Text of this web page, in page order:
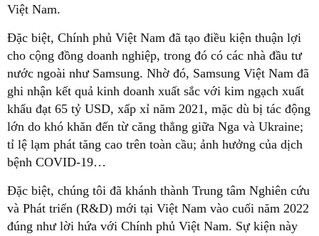
Việt Nam.
Đặc biệt, Chính phủ Việt Nam đã tạo điều kiện thuận lợi
cho cộng đồng doanh nghiệp, trong đó có các nhà đầu tư
nước ngoài như Samsung. Nhờ đó, Samsung Việt Nam đã
ghi nhận kết quả kinh doanh xuất sắc với kim ngạch xuất
khẩu đạt 65 tỷ USD, xấp xỉ năm 2021, mặc dù bị tác động
lớn do khó khăn đến từ căng thẳng giữa Nga và Ukraine;
tỉ lệ lạm phát tăng cao trên toàn cầu; ảnh hưởng của dịch
bệnh COVID-19…
Đặc biệt, chúng tôi đã khánh thành Trung tâm Nghiên cứu
và Phát triển (R&D) mới tại Việt Nam vào cuối năm 2022
đúng như lời hứa với Chính phủ Việt Nam. Sự kiện này